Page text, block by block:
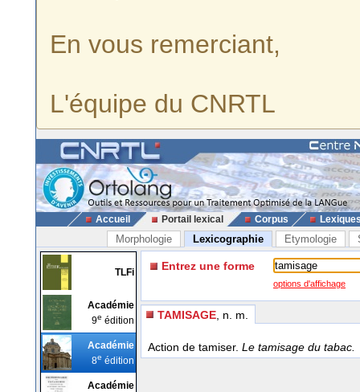
En vous remerciant,
L'équipe du CNRTL
Accueil Portail lexical Corpus
Morphologie Lexicographie Etymologie
TLFi
Académie
9e édition
Académie
8e édition
Académie
Entrez une forme
options d'affichage
TAMISAGE , n. m.
Action de tamiser. Le tamisage du tabac.